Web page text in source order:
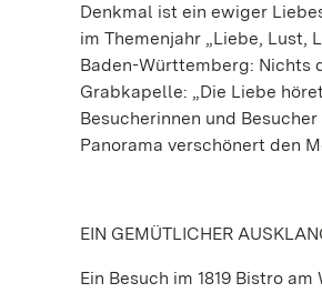
Denkmal ist ein ewiger
im Themenjahr „Liebe, Lust,
Baden-Württemberg: Nichts
Grabkapelle: „Die Liebe
Besucherinnen und
Panorama verschönert den
EIN GEMÜTLICHER
Ein Besuch im 1819 Bistro